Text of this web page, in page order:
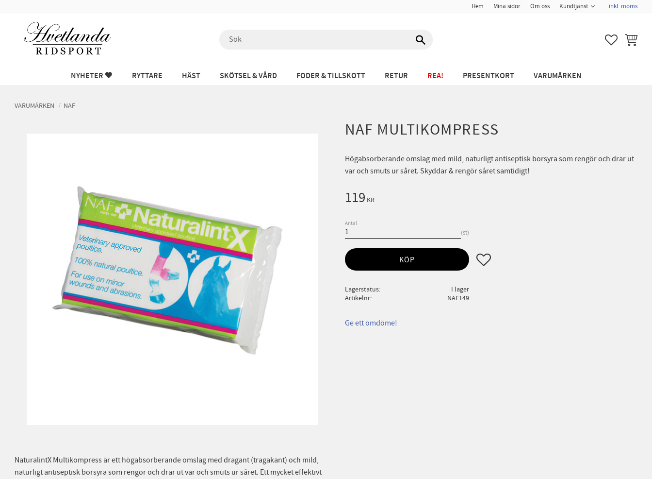
Hem Mina sidor Om oss Kundtjänst inkl. moms
FAVORITER
NYHETER 🖤 RYTTARE HÄST SKÖTSEL & VÅRD FODER & TILLSKOTT RETUR REA! PRESENTKORT VARUMÄRKEN
VARUMÄRKEN NAF
NAF MULTIKOMPRESS
Högabsorberande omslag med mild, naturligt antiseptisk borsyra som rengör och drar ut
var och smuts ur såret. Skyddar & rengör såret samtidigt!
119 KR
Antal
st
KÖP Lägg till i favoriter
Lagerstatus
I lager
Artikelnr
NAF149
Ge ett omdöme!
NaturalintX Multikompress är ett högabsorberande omslag med dragant (tragakant) och mild,
naturligt antiseptisk borsyra som rengör och drar ut var och smuts ur såret. Ett mycket effektivt